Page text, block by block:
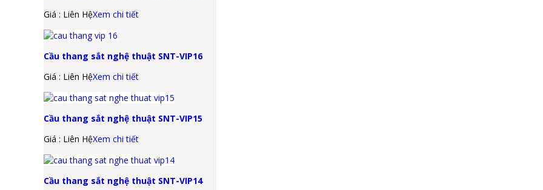
Giá : Liên HệXem chi tiết
Cầu thang sắt nghệ thuật SNT-VIP16
Giá : Liên HệXem chi tiết
Cầu thang sắt nghệ thuật SNT-VIP15
Giá : Liên HệXem chi tiết
Cầu thang sắt nghệ thuật SNT-VIP14